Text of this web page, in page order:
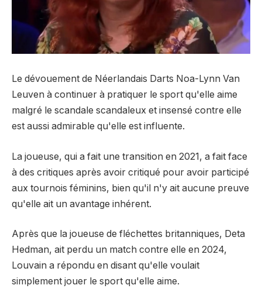
Le dévouement de Néerlandais Darts Noa-Lynn Van
Leuven à continuer à pratiquer le sport qu'elle aime
malgré le scandale scandaleux et insensé contre elle
est aussi admirable qu'elle est influente.
La joueuse, qui a fait une transition en 2021, a fait face
à des critiques après avoir critiqué pour avoir participé
aux tournois féminins, bien qu'il n'y ait aucune preuve
qu'elle ait un avantage inhérent.
Après que la joueuse de fléchettes britanniques, Deta
Hedman, ait perdu un match contre elle en 2024,
Louvain a répondu en disant qu'elle voulait
simplement jouer le sport qu'elle aime.